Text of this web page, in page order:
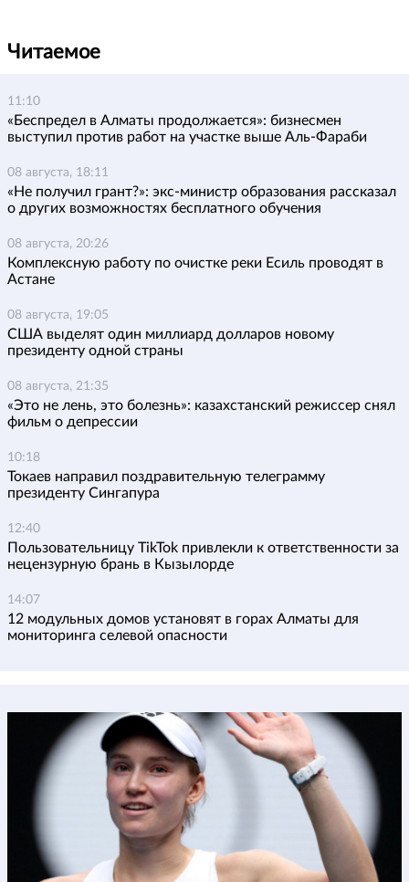
Читаемое
11:10
«Беспредел в Алматы продолжается»: бизнесмен
выступил против работ на участке выше Аль-Фараби
08 августа, 18:11
«Не получил грант?»: экс-министр образования рассказал
о других возможностях бесплатного обучения
08 августа, 20:26
Комплексную работу по очистке реки Есиль проводят в
Астане
08 августа, 19:05
США выделят один миллиард долларов новому
президенту одной страны
08 августа, 21:35
«Это не лень, это болезнь»: казахстанский режиссер снял
фильм о депрессии
10:18
Токаев направил поздравительную телеграмму
президенту Сингапура
12:40
Пользовательницу TikTok привлекли к ответственности за
нецензурную брань в Кызылорде
14:07
12 модульных домов установят в горах Алматы для
мониторинга селевой опасности